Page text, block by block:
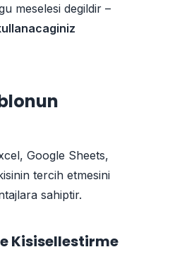
meselesi degildir –
Google Sheets,
tercih etmesini
sahiptir.
Kisisellestirme